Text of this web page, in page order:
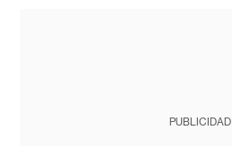
PUBLICIDAD